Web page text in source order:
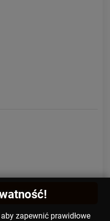
zapewnić prawidłowe